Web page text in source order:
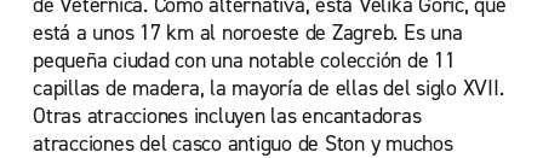
está a unos 17 km al noroeste de Zagreb. Es una
pequeña ciudad con una notable colección de 11
capillas de madera, la mayoría de ellas del siglo XVII.
Otras atracciones incluyen las encantadoras
atracciones del casco antiguo de Ston y muchos